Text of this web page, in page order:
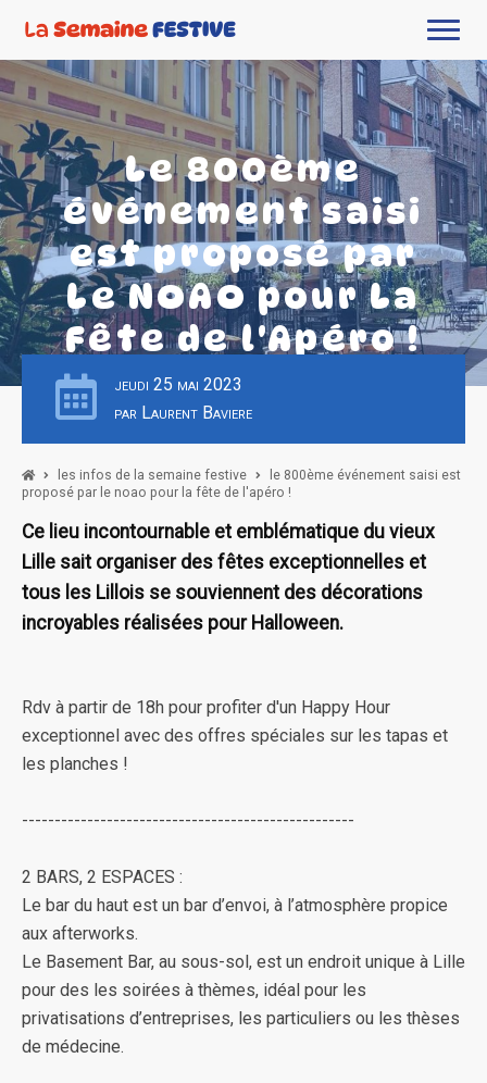
Le 800ème
événement saisi
est proposé par
Le NOAO pour La
Fête de l'Apéro !
jeudi 25 mai 2023
par Laurent Baviere
les infos de la semaine festive
le 800ème événement saisi est
proposé par le noao pour la fête de l'apéro !
Ce lieu incontournable et emblématique du vieux
Lille sait organiser des fêtes exceptionnelles et
tous les Lillois se souviennent des décorations
incroyables réalisées pour Halloween.
Rdv à partir de 18h pour profiter d'un Happy Hour
exceptionnel avec des offres spéciales sur les tapas et
les planches !
---------------------------------------------------
2 BARS, 2 ESPACES :
Le bar du haut est un bar d’envoi, à l’atmosphère propice
aux afterworks.
Le Basement Bar, au sous-sol, est un endroit unique à Lille
pour des les soirées à thèmes, idéal pour les
privatisations d’entreprises, les particuliers ou les thèses
de médecine.